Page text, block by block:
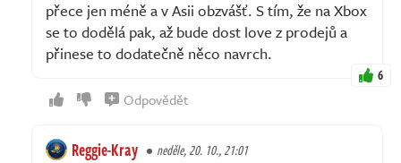
přece jen méně a v Asii obzvášť. S tím, že na Xbox
se to dodělá pak, až bude dost love z prodejů a
přinese to dodatečně něco navrch.
6
Odpovědět
Reggie-Kray neděle, 20. 10., 21:01